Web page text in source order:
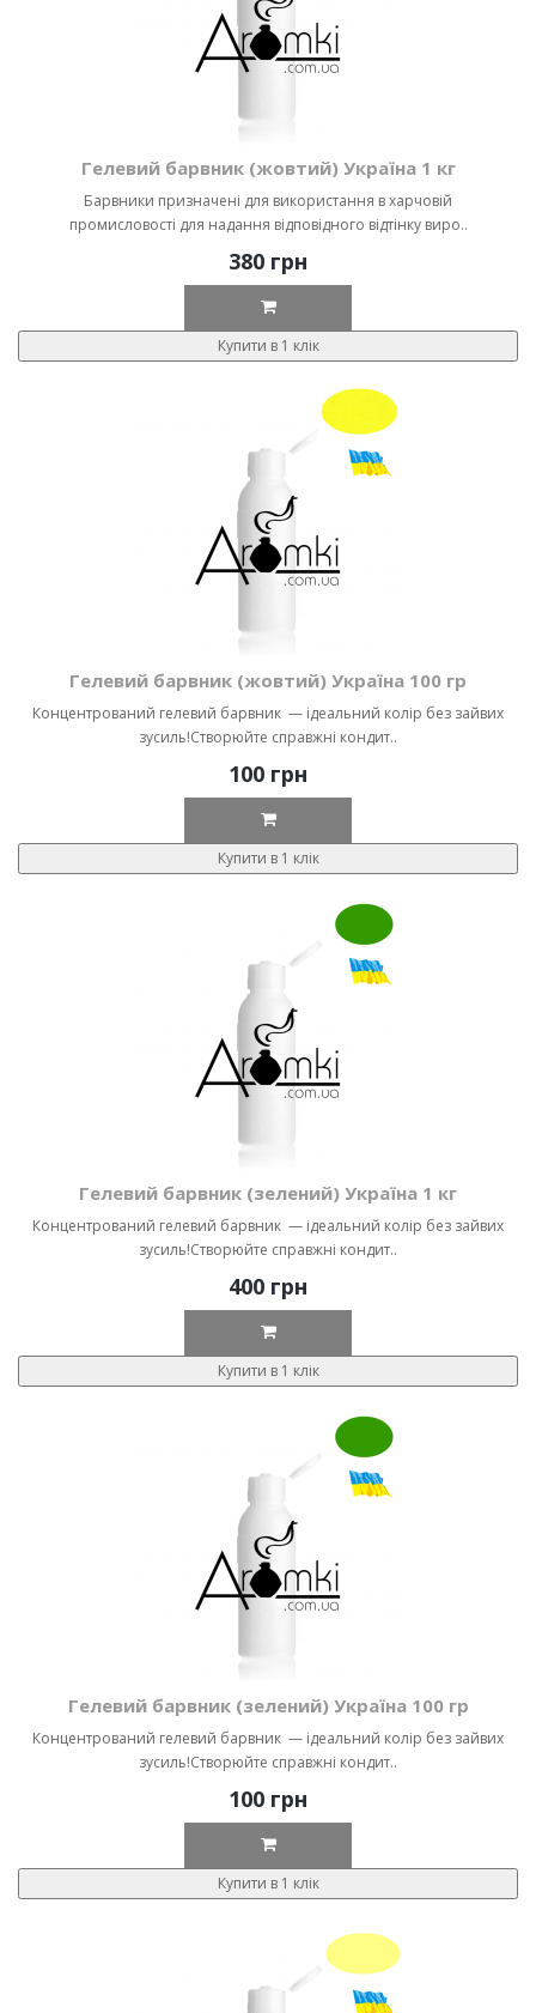
Гелевий барвник (жовтий) Україна 1 кг
Барвники призначені для використання в харчовій
промисловості для надання відповідного відтінку виро..
380 грн
Купити в 1 клік
Гелевий барвник (жовтий) Україна 100 гр
Концентрований гелевий барвник — ідеальний колір без зайвих
зусиль!Створюйте справжні кондит..
100 грн
Купити в 1 клік
Гелевий барвник (зелений) Україна 1 кг
Концентрований гелевий барвник — ідеальний колір без зайвих
зусиль!Створюйте справжні кондит..
400 грн
Купити в 1 клік
Гелевий барвник (зелений) Україна 100 гр
Концентрований гелевий барвник — ідеальний колір без зайвих
зусиль!Створюйте справжні кондит..
100 грн
Купити в 1 клік